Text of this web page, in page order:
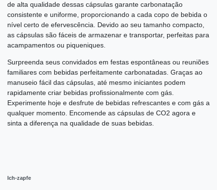
de alta qualidade dessas cápsulas garante carbonatação
consistente e uniforme, proporcionando a cada copo de bebida o
nível certo de efervescência. Devido ao seu tamanho compacto,
as cápsulas são fáceis de armazenar e transportar, perfeitas para
acampamentos ou piqueniques.
Surpreenda seus convidados em festas espontâneas ou reuniões
familiares com bebidas perfeitamente carbonatadas. Graças ao
manuseio fácil das cápsulas, até mesmo iniciantes podem
rapidamente criar bebidas profissionalmente com gás.
Experimente hoje e desfrute de bebidas refrescantes e com gás a
qualquer momento. Encomende as cápsulas de CO2 agora e
sinta a diferença na qualidade de suas bebidas.
Ich-zapfe